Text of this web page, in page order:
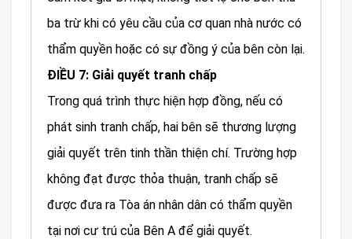
ba trừ khi có yêu cầu của cơ quan nhà nước có
thẩm quyền hoặc có sự đồng ý của bên còn lại.
ĐIỀU 7: Giải quyết tranh chấp
Trong quá trình thực hiện hợp đồng, nếu có
phát sinh tranh chấp, hai bên sẽ thương lượng
giải quyết trên tinh thần thiện chí. Trường hợp
không đạt được thỏa thuận, tranh chấp sẽ
được đưa ra Tòa án nhân dân có thẩm quyền
tại nơi cư trú của Bên A để giải quyết.